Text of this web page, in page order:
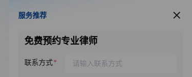
服务推荐
服务推荐
免费预约专业律师
联系方式